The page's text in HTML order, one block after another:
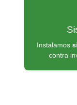
Instalamos
contra